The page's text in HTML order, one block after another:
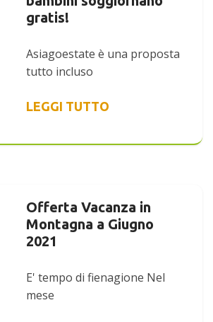
gratis!
Asiagoestate è una proposta
tutto incluso
LEGGI TUTTO
Offerta Vacanza in
Montagna a Giugno
2021
E' tempo di fienagione Nel
mese